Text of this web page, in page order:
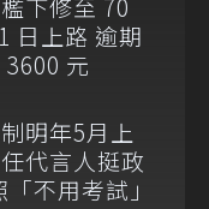
下修至 70
日上路 逾期
元
明年5月上
代言人挺政
不用考試」